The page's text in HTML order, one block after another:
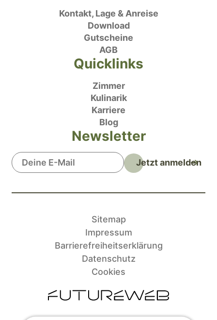
Kontakt, Lage & Anreise
Download
Gutscheine
AGB
Quicklinks
Zimmer
Kulinarik
Karriere
Blog
Newsletter
Jetzt anmelden
Sitemap
Impressum
Barrierefreiheitserklärung
Datenschutz
Cookies